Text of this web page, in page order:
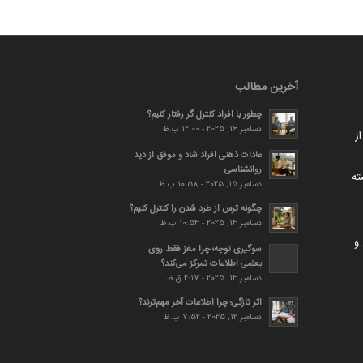
و
آخرین مطالب
چطور با افراد کنترل گر رفتار کنیم؟
دسامبر 16, 2025 - 12:00 ب.ظ
عادات ذهنی افراد شاد و موفق از دید
روانشناسی
دسامبر 15, 2025 - 10:58 ب.ظ
چگونه ترس از طرد شدن را کنترل کنیم؟
دسامبر 14, 2025 - 10:54 ب.ظ
سوگیری توجه؛ چرا مغز فقط روی
بعضی اطلاعات تمرکز می‌کند؟
دسامبر 14, 2025 - 2:17 ق.ظ
اثر تازگی؛ چرا اطلاعات آخر مهم‌ترند؟
دسامبر 12, 2025 - 7:52 ب.ظ